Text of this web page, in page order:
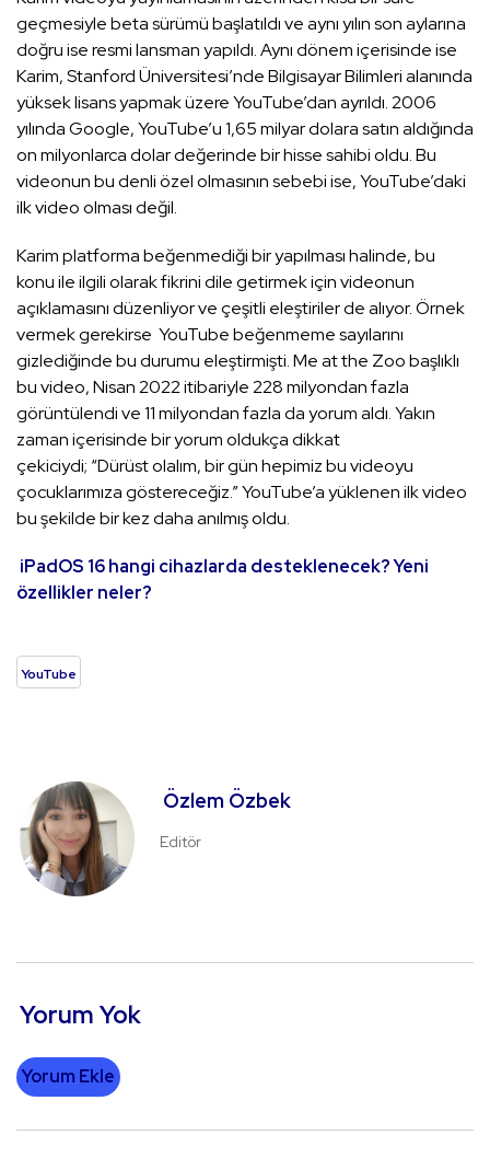
geçmesiyle beta sürümü başlatıldı ve aynı yılın son aylarına
doğru ise resmi lansman yapıldı. Aynı dönem içerisinde ise
Karim, Stanford Üniversitesi’nde Bilgisayar Bilimleri alanında
yüksek lisans yapmak üzere YouTube’dan ayrıldı. 2006
yılında Google, YouTube’u 1,65 milyar dolara satın aldığında
on milyonlarca dolar değerinde bir hisse sahibi oldu. Bu
videonun bu denli özel olmasının sebebi ise, YouTube’daki
ilk video olması değil.
Karim platforma beğenmediği bir yapılması halinde, bu
konu ile ilgili olarak fikrini dile getirmek için videonun
açıklamasını düzenliyor ve çeşitli eleştiriler de alıyor. Örnek
vermek gerekirse YouTube beğenmeme sayılarını
gizlediğinde bu durumu eleştirmişti. Me at the Zoo başlıklı
bu video, Nisan 2022 itibariyle 228 milyondan fazla
görüntülendi ve 11 milyondan fazla da yorum aldı. Yakın
zaman içerisinde bir yorum oldukça dikkat
çekiciydi; “Dürüst olalım, bir gün hepimiz bu videoyu
çocuklarımıza göstereceğiz.” YouTube’a yüklenen ilk video
bu şekilde bir kez daha anılmış oldu.
iPadOS 16 hangi cihazlarda desteklenecek? Yeni
özellikler neler?
YouTube
Özlem Özbek
Editör
Yorum Yok
Yorum Ekle